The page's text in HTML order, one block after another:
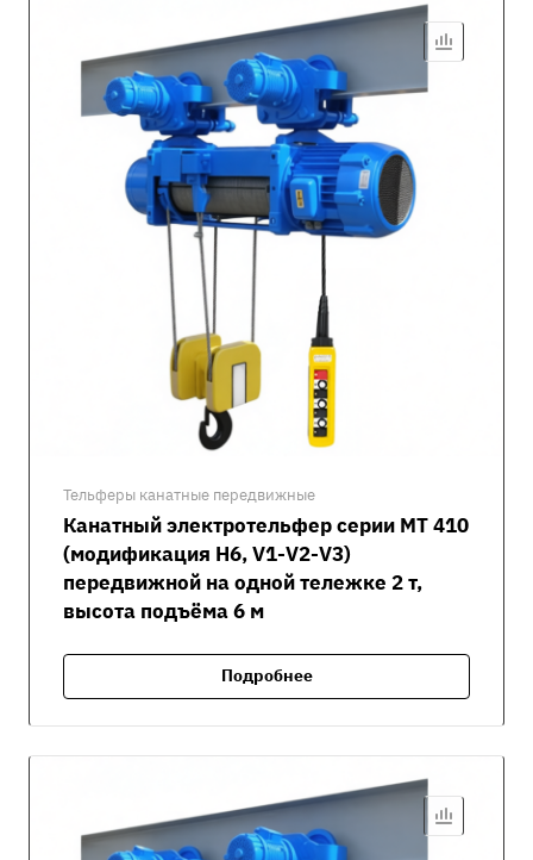
Тельферы канатные передвижные
Канатный электротельфер серии MT 410
(модификация H6, V1-V2-V3)
передвижной на одной тележке 2 т,
высота подъёма 6 м
Подробнее